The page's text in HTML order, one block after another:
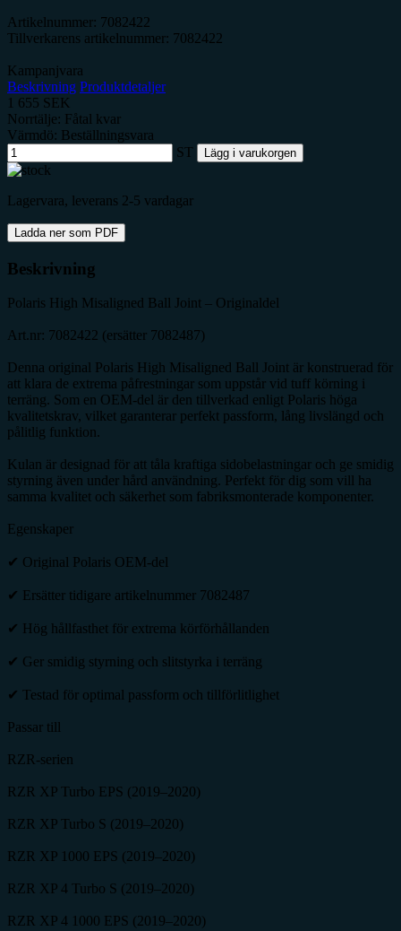
Artikelnummer: 7082422
Tillverkarens artikelnummer: 7082422
Kampanjvara
Beskrivning Produktdetaljer
1 655 SEK
Norrtälje: Fåtal kvar
Värmdö: Beställningsvara
ST
Lägg i varukorgen
Lagervara, leverans 2-5 vardagar
Ladda ner som PDF
Beskrivning
Polaris High Misaligned Ball Joint – Originaldel
Art.nr: 7082422 (ersätter 7082487)
Denna original Polaris High Misaligned Ball Joint är konstruerad för
att klara de extrema påfrestningar som uppstår vid tuff körning i
terräng. Som en OEM-del är den tillverkad enligt Polaris höga
kvalitetskrav, vilket garanterar perfekt passform, lång livslängd och
pålitlig funktion.
Kulan är designad för att tåla kraftiga sidobelastningar och ge smidig
styrning även under hård användning. Perfekt för dig som vill ha
samma kvalitet och säkerhet som fabriksmonterade komponenter.
Egenskaper
✔ Original Polaris OEM-del
✔ Ersätter tidigare artikelnummer 7082487
✔ Hög hållfasthet för extrema körförhållanden
✔ Ger smidig styrning och slitstyrka i terräng
✔ Testad för optimal passform och tillförlitlighet
Passar till
RZR-serien
RZR XP Turbo EPS (2019–2020)
RZR XP Turbo S (2019–2020)
RZR XP 1000 EPS (2019–2020)
RZR XP 4 Turbo S (2019–2020)
RZR XP 4 1000 EPS (2019–2020)